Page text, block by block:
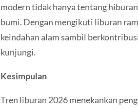
modern tidak hanya tentang
bumi. Dengan mengikuti liburan
keindahan alam sambil
kunjungi.
Kesimpulan
Tren liburan 2026 menekankan